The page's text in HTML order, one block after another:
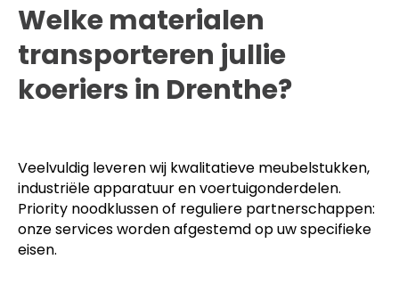
Welke materialen
transporteren jullie
koeriers in Drenthe?
Veelvuldig leveren wij kwalitatieve meubelstukken,
industriële apparatuur en voertuigonderdelen.
Priority noodklussen of reguliere partnerschappen:
onze services worden afgestemd op uw specifieke
eisen.